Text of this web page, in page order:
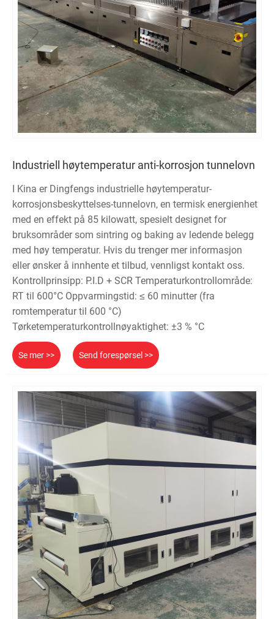
Industriell høytemperatur anti-korrosjon tunnelovn
I Kina er Dingfengs industrielle høytemperatur-
korrosjonsbeskyttelses-tunnelovn, en termisk energienhet
med en effekt på 85 kilowatt, spesielt designet for
bruksområder som sintring og baking av ledende belegg
med høy temperatur. Hvis du trenger mer informasjon
eller ønsker å innhente et tilbud, vennligst kontakt oss.
Kontrollprinsipp: P.I.D + SCR Temperaturkontrollområde:
RT til 600°C Oppvarmingstid: ≤ 60 minutter (fra
romtemperatur til 600 °C)
Tørketemperaturkontrollnøyaktighet: ±3 % °C
Se mer >> Send forespørsel >>